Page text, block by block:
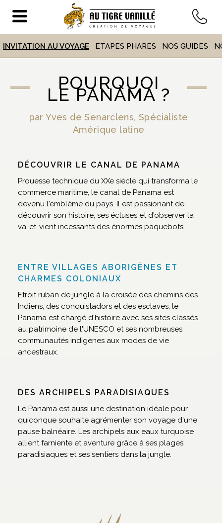
VOYAGE
AU PANAMA
>DESTINATIONS> VOYAGE AU PANAMA
INVITATION AU VOYAGE ETAPES PHARES NOS GUIDES
POURQUOI
LE PANAMA ?
par Yves de Senarclens, Spécialiste
Amérique latine
DÉCOUVRIR LE CANAL DE PANAMA
Prouesse technique du XXe siècle qui transforma le
commerce maritime, le canal de Panama est
devenu l'emblème du pays. Il est passionant de
découvrir son histoire, ses écluses et d'observer la
va-et-vient incessants des énormes paquebots.
ENTRE VILLAGES ABORIGÈNES ET
CHARMES COLONIAUX
Etroit ruban de jungle à la croisée des chemins des
Indiens, des conquistadors et des esclaves, le
Panama est chargé d'histoire avec ses sites classés
au patrimoine de l'UNESCO et ses nombreuses
communautés indigènes aux modes de vie
ancestraux.
DES ARCHIPELS PARADISIAQUES
Le Panama est aussi une destination idéale pour
quiconque souhaite agrémenter son voyage d'une
pause balnéaire. Les archipels aux eaux turquoise
allient farniente et aventure grâce à ses plages
paradisiaques et ses sentiers dans la jungle.